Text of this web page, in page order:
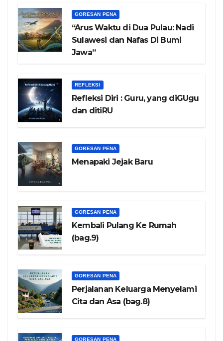
GORESAN PENA
“Arus Waktu di Dua Pulau: Nadi
Sulawesi dan Nafas Di Bumi
Jawa”
REFLEKSI
Refleksi Diri : Guru, yang diGUgu
dan ditiRU
GORESAN PENA
Menapaki Jejak Baru
GORESAN PENA
Kembali Pulang Ke Rumah
(bag.9)
GORESAN PENA
Perjalanan Keluarga Menyelami
Cita dan Asa (bag.8)
GORESAN PENA